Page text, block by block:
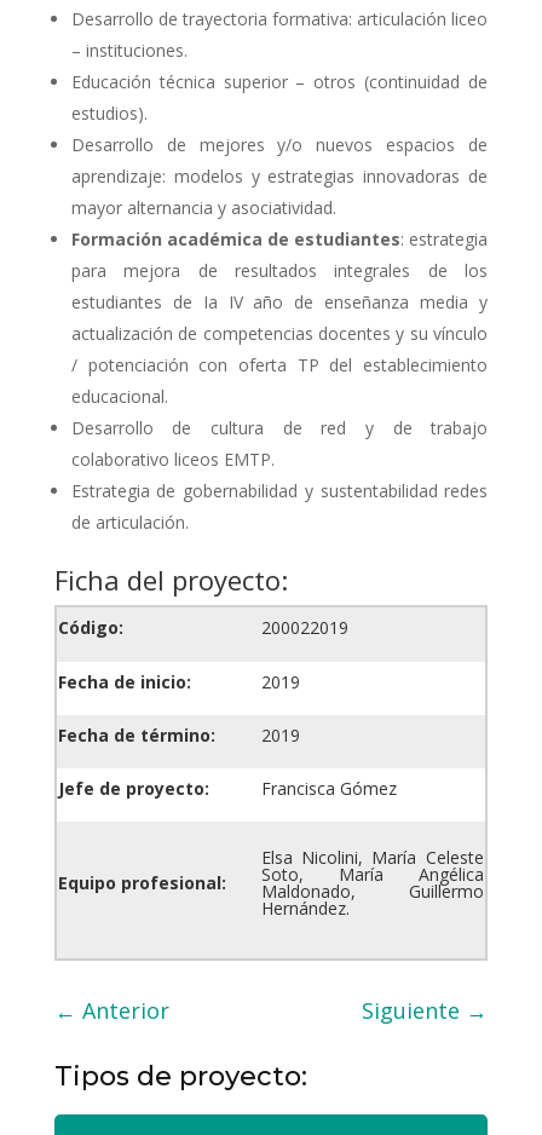
Desarrollo de trayectoria formativa: articulación liceo
– instituciones.
Educación técnica superior – otros (continuidad de
estudios).
Desarrollo de mejores y/o nuevos espacios de
aprendizaje: modelos y estrategias innovadoras de
mayor alternancia y asociatividad.
Formación académica de estudiantes: estrategia
para mejora de resultados integrales de los
estudiantes de Ia IV año de enseñanza media y
actualización de competencias docentes y su vínculo
/ potenciación con oferta TP del establecimiento
educacional.
Desarrollo de cultura de red y de trabajo
colaborativo liceos EMTP.
Estrategia de gobernabilidad y sustentabilidad redes
de articulación.
Ficha del proyecto:
Código: 200022019
Fecha de inicio: 2019
Fecha de término: 2019
Jefe de proyecto: Francisca Gómez
Equipo profesional:
Elsa Nicolini, María Celeste
Soto, María Angélica
Maldonado, Guillermo
Hernández.
← Anterior Siguiente →
Tipos de proyecto: